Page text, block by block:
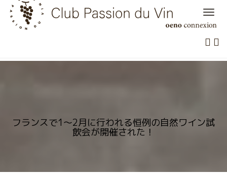
Skip
content
フランスで1～2月に行われる恒例の自然ワイン試
飲会が開催された！